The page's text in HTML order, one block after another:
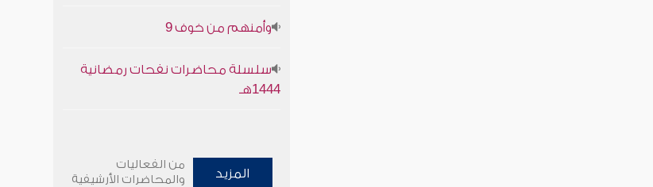
وأمنهم من خوف 9
سلسلة محاضرات نفحات رمضانية
1444هـ
المزيد
من الفعاليات
والمحاضرات الأرشيفية